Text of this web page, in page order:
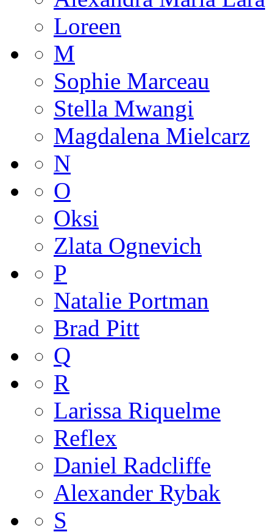
Loreen
M
Sophie Marceau
Stella Mwangi
Magdalena Mielcarz
N
O
Oksi
Zlata Ognevich
P
Natalie Portman
Brad Pitt
Q
R
Larissa Riquelme
Reflex
Daniel Radcliffe
Alexander Rybak
S